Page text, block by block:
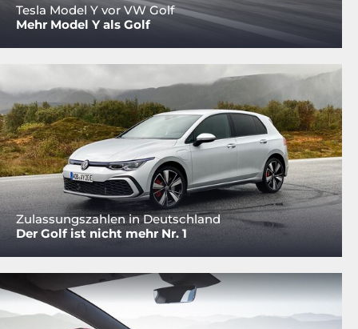
Tesla Model Y vor VW Golf
Mehr Model Y als Golf
Zulassungszahlen in Deutschland
Der Golf ist nicht mehr Nr. 1